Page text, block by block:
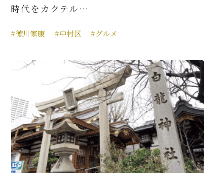
時代をカクテル…
#徳川家康 #中村区 #グルメ